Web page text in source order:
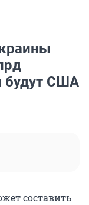
будут США
составить